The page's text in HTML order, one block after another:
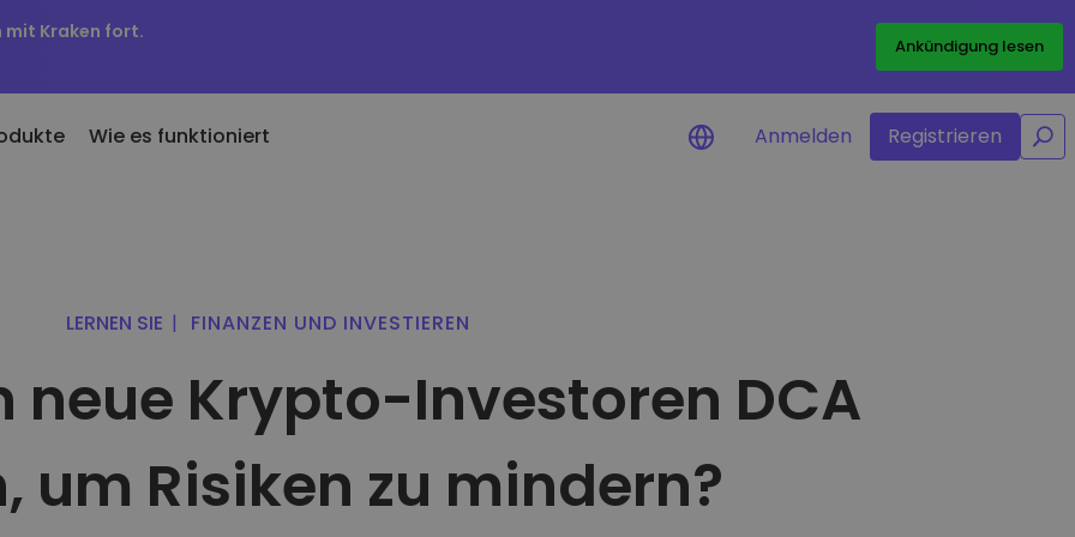
Kraken fort.
Ankündigung lesen
ich für 100 € gekauft
Wiederkehrender Kauf
Regelmäßig geplante Investitionen (DCA)
Portfolio-Analyse
Wie es funktioniert Anmelden Registrieren
/
LERNEN SIE | FINANZEN UND INVESTIEREN
neue Krypto-Investoren DCA
um Risiken zu mindern?